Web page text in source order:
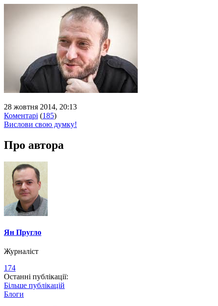
28 жовтня 2014, 20:13
Коментарі (185)
Вислови свою думку!
Про автора
Ян Пругло
Журналіст
174
Останні публікації:
Більше публікацій
Блоги